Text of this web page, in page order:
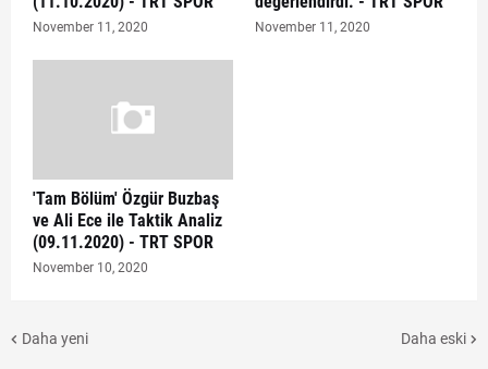
November 11, 2020 November 11, 2020
'Tam Bölüm' Özgür Buzbaş
ve Ali Ece ile Taktik Analiz
(09.11.2020) - TRT SPOR
November 10, 2020
Daha yeni Daha eski